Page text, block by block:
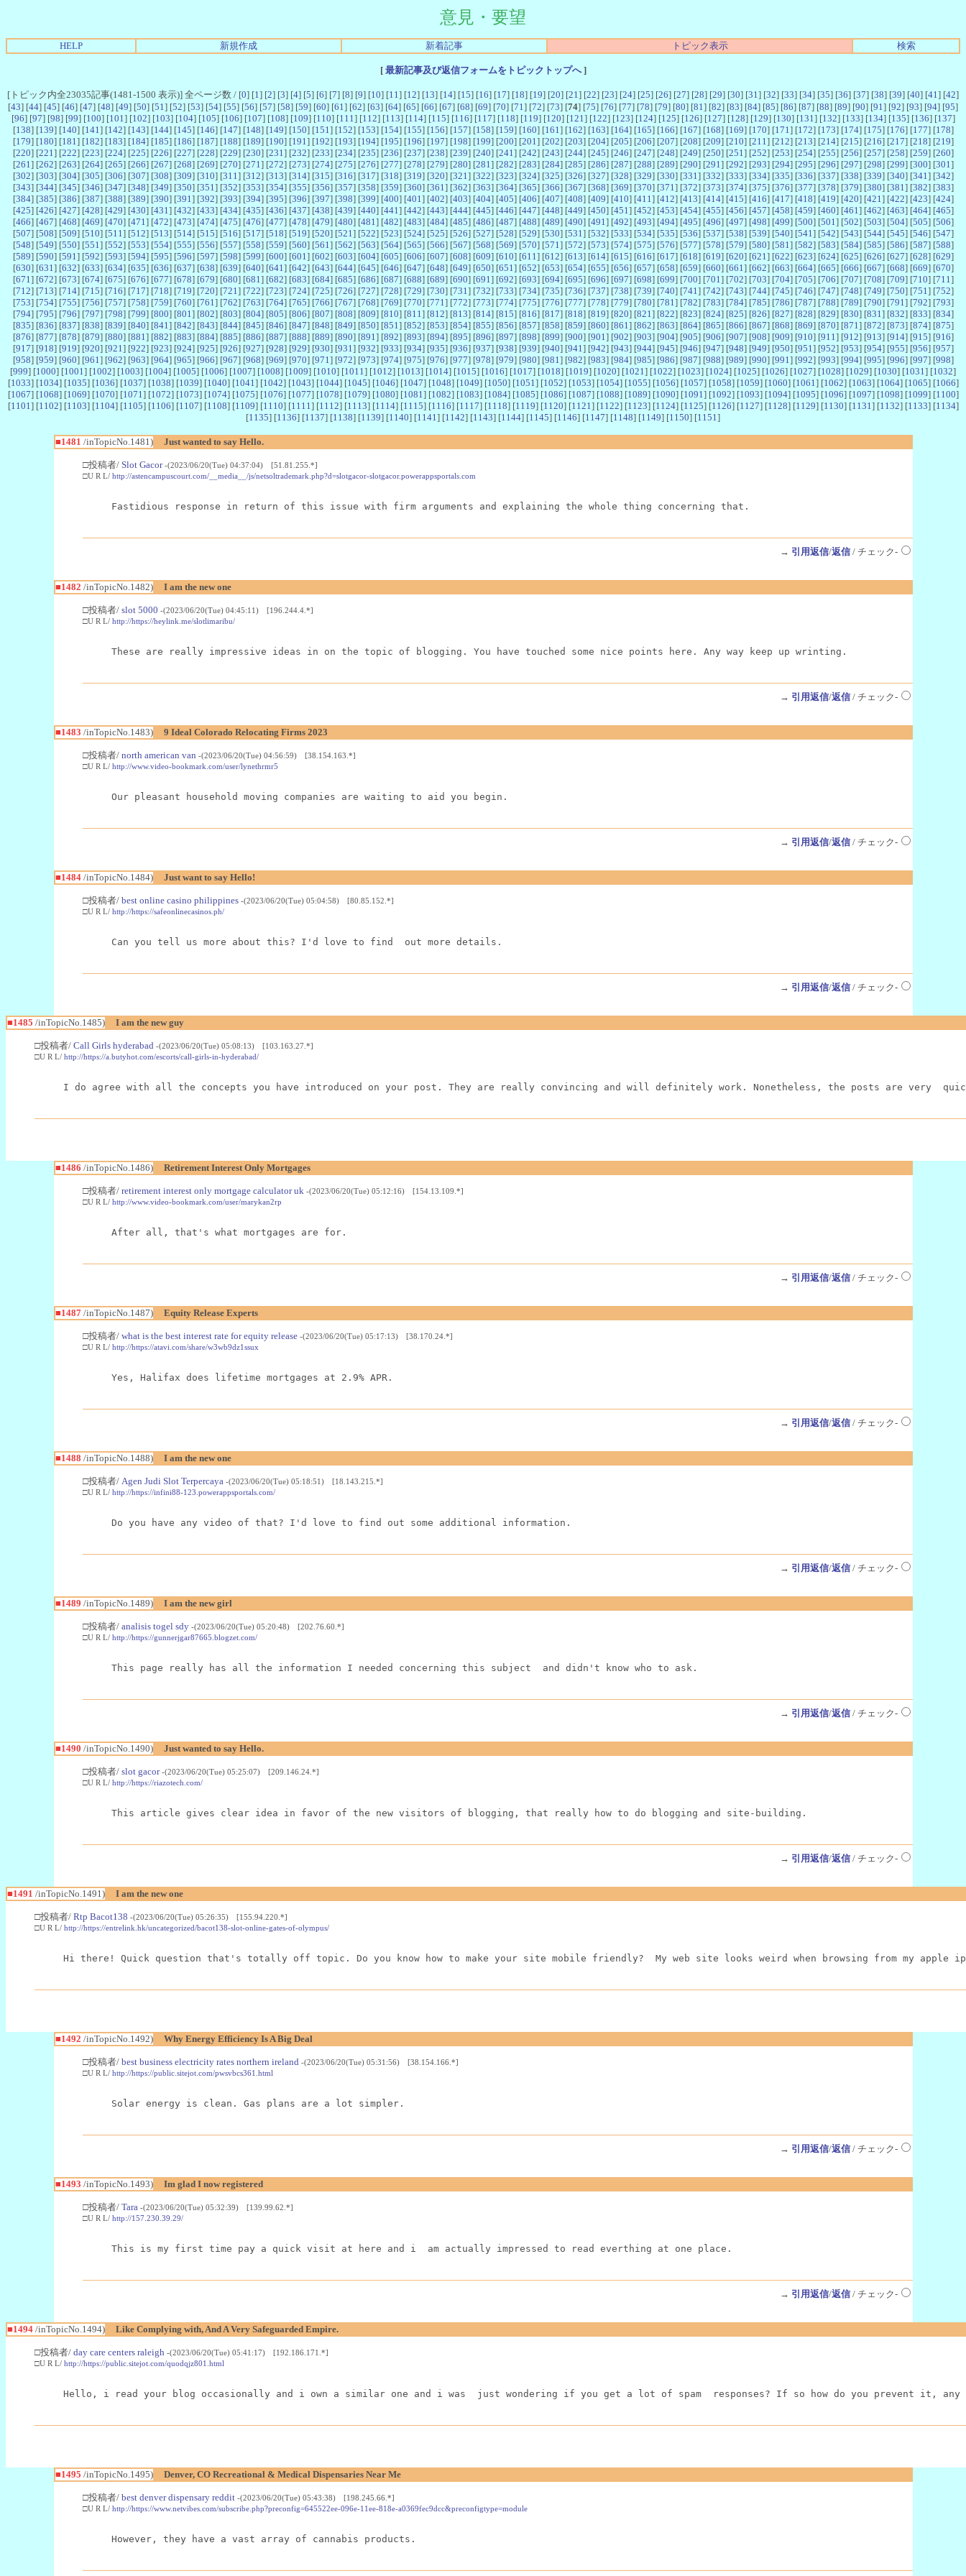
意見・要望
HELP 新規作成 新着記事 トピック表示 検索
[最新記事及び返信フォームをトピックトップへ]
[トピック内全23035記事(1481-1500 表示)] 全ページ数 / [0] [1 ] [2] [3] [4] [5] [6] [7] [8] [9] [10] [11 ] [12] [13] [14] [15] [16] [17] [18] [19] [20] [21 ] [22] [23] [24] [25] [26] [27] [28] [29] [30] [31 ] [32] [33] [34] [35] [36] [37] [38] [39] [40] [41 ] [42]
[43] [44] [45] [46] [47] [48] [49] [50] [51 ] [52] [53] [54] [55] [56] [57] [58] [59] [60] [61 ] [62] [63] [64] [65] [66] [67] [68] [69] [70] [71 ] [72] [73] [74] [75] [76] [77] [78] [79] [80] [81 ] [82] [83] [84] [85] [86] [87] [88] [89] [90] [91 ] [92] [93] [94] [95]
[96] [97] [98] [99] [100] [101 ] [102] [103] [104] [105] [106] [107] [108] [109] [110] [111 ] [112] [113] [114] [115] [116] [117] [118] [119] [120] [121 ] [122] [123] [124] [125] [126] [127] [128] [129] [130] [131 ] [132] [133] [134] [135] [136] [137]
[138] [139] [140] [141 ] [142] [143] [144] [145] [146] [147] [148] [149] [150] [151 ] [152] [153] [154] [155] [156] [157] [158] [159] [160] [161 ] [162] [163] [164] [165] [166] [167] [168] [169] [170] [171 ] [172] [173] [174] [175] [176] [177] [178]
[179] [180] [181 ] [182] [183] [184] [185] [186] [187] [188] [189] [190] [191 ] [192] [193] [194] [195] [196] [197] [198] [199] [200] [201 ] [202] [203] [204] [205] [206] [207] [208] [209] [210] [211 ] [212] [213] [214] [215] [216] [217] [218] [219]
[220] [221 ] [222] [223] [224] [225] [226] [227] [228] [229] [230] [231 ] [232] [233] [234] [235] [236] [237] [238] [239] [240] [241 ] [242] [243] [244] [245] [246] [247] [248] [249] [250] [251 ] [252] [253] [254] [255] [256] [257] [258] [259] [260]
[261 ] [262] [263] [264] [265] [266] [267] [268] [269] [270] [271 ] [272] [273] [274] [275] [276] [277] [278] [279] [280] [281 ] [282] [283] [284] [285] [286] [287] [288] [289] [290] [291 ] [292] [293] [294] [295] [296] [297] [298] [299] [300] [301 ]
[302] [303] [304] [305] [306] [307] [308] [309] [310] [311 ] [312] [313] [314] [315] [316] [317] [318] [319] [320] [321 ] [322] [323] [324] [325] [326] [327] [328] [329] [330] [331 ] [332] [333] [334] [335] [336] [337] [338] [339] [340] [341 ] [342]
[343] [344] [345] [346] [347] [348] [349] [350] [351 ] [352] [353] [354] [355] [356] [357] [358] [359] [360] [361 ] [362] [363] [364] [365] [366] [367] [368] [369] [370] [371 ] [372] [373] [374] [375] [376] [377] [378] [379] [380] [381 ] [382] [383]
[384] [385] [386] [387] [388] [389] [390] [391 ] [392] [393] [394] [395] [396] [397] [398] [399] [400] [401 ] [402] [403] [404] [405] [406] [407] [408] [409] [410] [411 ] [412] [413] [414] [415] [416] [417] [418] [419] [420] [421 ] [422] [423] [424]
[425] [426] [427] [428] [429] [430] [431 ] [432] [433] [434] [435] [436] [437] [438] [439] [440] [441 ] [442] [443] [444] [445] [446] [447] [448] [449] [450] [451 ] [452] [453] [454] [455] [456] [457] [458] [459] [460] [461 ] [462] [463] [464] [465]
[466] [467] [468] [469] [470] [471 ] [472] [473] [474] [475] [476] [477] [478] [479] [480] [481 ] [482] [483] [484] [485] [486] [487] [488] [489] [490] [491 ] [492] [493] [494] [495] [496] [497] [498] [499] [500] [501 ] [502] [503] [504] [505] [506]
[507] [508] [509] [510] [511 ] [512] [513] [514] [515] [516] [517] [518] [519] [520] [521 ] [522] [523] [524] [525] [526] [527] [528] [529] [530] [531 ] [532] [533] [534] [535] [536] [537] [538] [539] [540] [541 ] [542] [543] [544] [545] [546] [547]
[548] [549] [550] [551 ] [552] [553] [554] [555] [556] [557] [558] [559] [560] [561 ] [562] [563] [564] [565] [566] [567] [568] [569] [570] [571 ] [572] [573] [574] [575] [576] [577] [578] [579] [580] [581 ] [582] [583] [584] [585] [586] [587] [588]
[589] [590] [591 ] [592] [593] [594] [595] [596] [597] [598] [599] [600] [601 ] [602] [603] [604] [605] [606] [607] [608] [609] [610] [611 ] [612] [613] [614] [615] [616] [617] [618] [619] [620] [621 ] [622] [623] [624] [625] [626] [627] [628] [629]
[630] [631 ] [632] [633] [634] [635] [636] [637] [638] [639] [640] [641 ] [642] [643] [644] [645] [646] [647] [648] [649] [650] [651 ] [652] [653] [654] [655] [656] [657] [658] [659] [660] [661 ] [662] [663] [664] [665] [666] [667] [668] [669] [670]
[671 ] [672] [673] [674] [675] [676] [677] [678] [679] [680] [681 ] [682] [683] [684] [685] [686] [687] [688] [689] [690] [691 ] [692] [693] [694] [695] [696] [697] [698] [699] [700] [701 ] [702] [703] [704] [705] [706] [707] [708] [709] [710] [711 ]
[712] [713] [714] [715] [716] [717] [718] [719] [720] [721 ] [722] [723] [724] [725] [726] [727] [728] [729] [730] [731 ] [732] [733] [734] [735] [736] [737] [738] [739] [740] [741 ] [742] [743] [744] [745] [746] [747] [748] [749] [750] [751 ] [752]
[753] [754] [755] [756] [757] [758] [759] [760] [761 ] [762] [763] [764] [765] [766] [767] [768] [769] [770] [771 ] [772] [773] [774] [775] [776] [777] [778] [779] [780] [781 ] [782] [783] [784] [785] [786] [787] [788] [789] [790] [791 ] [792] [793]
[794] [795] [796] [797] [798] [799] [800] [801 ] [802] [803] [804] [805] [806] [807] [808] [809] [810] [811 ] [812] [813] [814] [815] [816] [817] [818] [819] [820] [821 ] [822] [823] [824] [825] [826] [827] [828] [829] [830] [831 ] [832] [833] [834]
[835] [836] [837] [838] [839] [840] [841 ] [842] [843] [844] [845] [846] [847] [848] [849] [850] [851 ] [852] [853] [854] [855] [856] [857] [858] [859] [860] [861 ] [862] [863] [864] [865] [866] [867] [868] [869] [870] [871 ] [872] [873] [874] [875]
[876] [877] [878] [879] [880] [881 ] [882] [883] [884] [885] [886] [887] [888] [889] [890] [891 ] [892] [893] [894] [895] [896] [897] [898] [899] [900] [901 ] [902] [903] [904] [905] [906] [907] [908] [909] [910] [911 ] [912] [913] [914] [915] [916]
[917] [918] [919] [920] [921 ] [922] [923] [924] [925] [926] [927] [928] [929] [930] [931 ] [932] [933] [934] [935] [936] [937] [938] [939] [940] [941 ] [942] [943] [944] [945] [946] [947] [948] [949] [950] [951 ] [952] [953] [954] [955] [956] [957]
[958] [959] [960] [961 ] [962] [963] [964] [965] [966] [967] [968] [969] [970] [971 ] [972] [973] [974] [975] [976] [977] [978] [979] [980] [981 ] [982] [983] [984] [985] [986] [987] [988] [989] [990] [991 ] [992] [993] [994] [995] [996] [997] [998]
[999] [1000] [1001 ] [1002] [1003] [1004] [1005] [1006] [1007] [1008] [1009] [1010] [1011 ] [1012] [1013] [1014] [1015] [1016] [1017] [1018] [1019] [1020] [1021 ] [1022] [1023] [1024] [1025] [1026] [1027] [1028] [1029] [1030] [1031 ] [1032]
[1033] [1034] [1035] [1036] [1037] [1038] [1039] [1040] [1041 ] [1042] [1043] [1044] [1045] [1046] [1047] [1048] [1049] [1050] [1051 ] [1052] [1053] [1054] [1055] [1056] [1057] [1058] [1059] [1060] [1061 ] [1062] [1063] [1064] [1065] [1066]
[1067] [1068] [1069] [1070] [1071 ] [1072] [1073] [1074] [1075] [1076] [1077] [1078] [1079] [1080] [1081 ] [1082] [1083] [1084] [1085] [1086] [1087] [1088] [1089] [1090] [1091 ] [1092] [1093] [1094] [1095] [1096] [1097] [1098] [1099] [1100]
[1101 ] [1102] [1103] [1104] [1105] [1106] [1107] [1108] [1109] [1110] [1111 ] [1112] [1113] [1114] [1115] [1116] [1117] [1118] [1119] [1120] [1121 ] [1122] [1123] [1124] [1125] [1126] [1127] [1128] [1129] [1130] [1131 ] [1132] [1133] [1134]
[1135] [1136] [1137] [1138] [1139] [1140] [1141 ] [1142] [1143] [1144] [1145] [1146] [1147] [1148] [1149] [1150] [1151 ]
■1481 /inTopicNo.1481) Just wanted to say Hello.
□投稿者/ Slot Gacor -(2023/06/20(Tue) 04:37:04) [51.81.255.*]
□U R L/ http://astencampuscourt.com/__media__/js/netsoltrademark.php?d=slotgacor-slotgacor.powerappsportals.com
Fastidious response in return of this issue with firm arguments and explaining the whole thing concerning that.
→ 引用返信/返信/ チェック-
■1482 /inTopicNo.1482) I am the new one
□投稿者/ slot 5000 -(2023/06/20(Tue) 04:45:11) [196.244.4.*]
□U R L/ http://https://heylink.me/slotlimaribu/
These are really impressive ideas in on the topic of blogging. You have touched some nice points here. Any way keep up wrinting.
→ 引用返信/返信/ チェック-
■1483 /inTopicNo.1483) 9 Ideal Colorado Relocating Firms 2023
□投稿者/ north american van -(2023/06/20(Tue) 04:56:59) [38.154.163.*]
□U R L/ http://www.video-bookmark.com/user/lynethrmr5
Our pleasant household moving companies are waiting to aid you begin.
→ 引用返信/返信/ チェック-
■1484/inTopicNo.1484) Just want to say Hello!
□投稿者/ best online casino philippines -(2023/06/20(Tue) 05:04:58) [80.85.152.*]
□U R L/ http://https://safeonlinecasinos.ph/
Can you tell us more about this? I'd love to find  out more details.
→ 引用返信/返信/ チェック-
■1485 /inTopicNo.1485) I am the new guy
□投稿者/ Call Girls hyderabad -(2023/06/20(Tue) 05:08:13) [103.163.27.*]
□U R L/ http://https://a.butyhot.com/escorts/call-girls-in-hyderabad/
I do agree with all the concepts you have introduced on your post. They are really convincing and will definitely work. Nonetheless, the posts are very
■1486 /inTopicNo.1486) Retirement Interest Only Mortgages
□投稿者/ retirement interest only mortgage calculator uk -(2023/06/20(Tue) 05:12:16) [154.13.109.*]
□U R L/ http://www.video-bookmark.com/user/marykan2rp
After all, that's what mortgages are for.
→ 引用返信/返信/ チェック-
■1487/inTopicNo.1487) Equity Release Experts
□投稿者/ what is the best interest rate for equity release -(2023/06/20(Tue) 05:17:13) [38.170.24.*]
□U R L/ http://https://atavi.com/share/w3wb9dz1ssux
Yes, Halifax does lifetime mortgages at 2.9% APR.
→ 引用返信/返信/ チェック-
■1488 /inTopicNo.1488) I am the new one
□投稿者/ Agen Judi Slot Terpercaya -(2023/06/20(Tue) 05:18:51) [18.143.215.*]
□U R L/ http://https://infini88-123.powerappsportals.com/
Do you have any video of that? I'd love to find out some additional information.
→ 引用返信/返信/ チェック-
■1489 /inTopicNo.1489) I am the new girl
□投稿者/ analisis togel sdy -(2023/06/20(Tue) 05:20:48) [202.76.60.*]
□U R L/ http://https://gunnerjgar87665.blogzet.com/
This page really has all the information I needed concerning this subject  and didn't know who to ask.
→ 引用返信/返信/ チェック-
■1490 /inTopicNo.1490) Just wanted to say Hello.
□投稿者/ slot gacor -(2023/06/20(Tue) 05:25:07) [209.146.24.*]
□U R L/ http://https://riazotech.com/
This article gives clear idea in favor of the new visitors of blogging, that really how to do blogging and site-building.
→ 引用返信/返信/ チェック-
■1491 /inTopicNo.1491) I am the new one
□投稿者/ Rtp Bacot138 -(2023/06/20(Tue) 05:26:35) [155.94.220.*]
□U R L/ http://https://entrelink.hk/uncategorized/bacot138-slot-online-gates-of-olympus/
Hi there! Quick question that's totally off topic. Do you know how to make your site mobile friendly?  My web site looks weird when browsing from my
■1492 /inTopicNo.1492) Why Energy Efficiency Is A Big Deal
□投稿者/ best business electricity rates northern ireland -(2023/06/20(Tue) 05:31:56) [38.154.166.*]
□U R L/ http://https://public.sitejot.com/pwsvbcs361.html
Solar energy is clean. Gas plans are a lot simpler.
→ 引用返信/返信/ チェック-
■1493 /inTopicNo.1493) Im glad I now registered
□投稿者/ Tara -(2023/06/20(Tue) 05:32:39) [139.99.62.*]
□U R L/ http://157.230.39.29/
This is my first time pay a quick visit at here and i  am actually impressed to read everthing at one place.
→ 引用返信/返信/ チェック-
■1494 /inTopicNo.1494) Like Complying with, And A Very Safeguarded Empire.
□投稿者/ day care centers raleigh -(2023/06/20(Tue) 05:41:17) [192.186.171.*]
□U R L/ http://https://public.sitejot.com/quodqjz801.html
Hello, i read your blog occasionally and i own a similar one and i was  just wondering if you get a lot of spam  responses? If so how do you prevent it,
■1495 /inTopicNo.1495) Denver, CO Recreational & Medical Dispensaries Near Me
□投稿者/ best denver dispensary reddit -(2023/06/20(Tue) 05:43:38) [198.245.66.*]
□U R L/ http://https://www.netvibes.com/subscribe.php?preconfig=645522ee-096e-11ee-818e-a0369fec9dcc&preconfigtype=module
However, they have a vast array of cannabis products.